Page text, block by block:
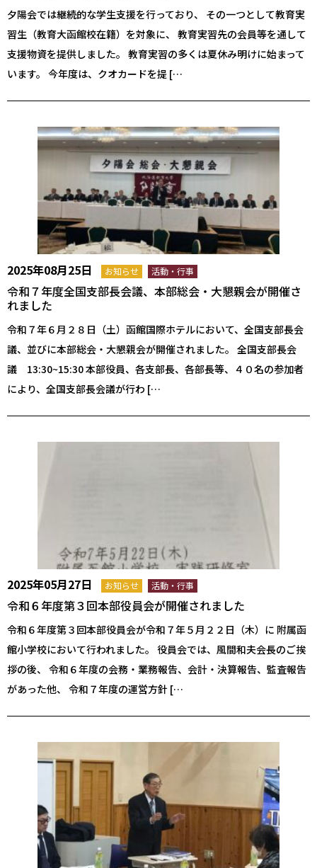
夕陽会では継続的な学生支援を行っており、 その一つとして教育実
習生（教育大函館校在籍）を対象に、 教育実習先の会員等を通して
支援物資を提供しました。 教育実習の多くは夏休み明けに始まって
います。 今年度は、クオカードを提 […
2025年08月25日 お知らせ 活動・行事
令和７年度全国支部長会議、本部総会・大懇親会が開催さ
れました
令和７年６月２８日（土）函館国際ホテルにおいて、全国支部長会
議、並びに本部総会・大懇親会が開催されました。 全国支部長会
議 13:30~15:30 本部役員、各支部長、各部長等、４０名の参加者
により、全国支部長会議が行わ […
2025年05月27日 お知らせ 活動・行事
令和６年度第３回本部役員会が開催されました
令和６年度第３回本部役員会が令和７年５月２２日（木）に 附属函
館小学校において行われました。 役員会では、風間和夫会長のご挨
拶の後、 令和６年度の会務・業務報告、会計・決算報告、監査報告
があった他、 令和７年度の運営方針 […